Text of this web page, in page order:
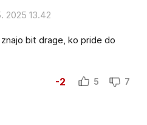
2025 13.42
bit drage, ko pride do
-2 5 7